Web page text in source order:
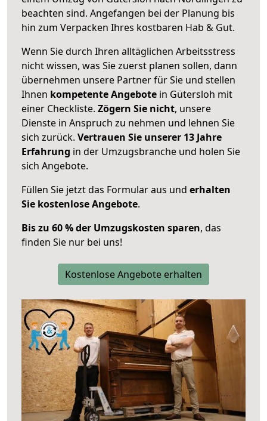
beachten sind. Angefangen bei der Planung bis
hin zum Verpacken Ihres kostbaren Hab & Gut.
Wenn Sie durch Ihren alltäglichen Arbeitsstress
nicht wissen, was Sie zuerst planen sollen, dann
übernehmen unsere Partner für Sie und stellen
Ihnen kompetente Angebote in Gütersloh mit
einer Checkliste. Zögern Sie nicht, unsere
Dienste in Anspruch zu nehmen und lehnen Sie
sich zurück. Vertrauen Sie unserer 13 Jahre
Erfahrung in der Umzugsbranche und holen Sie
sich Angebote.
Füllen Sie jetzt das Formular aus und erhalten
Sie kostenlose Angebote.
Bis zu 60 % der Umzugskosten sparen, das
finden Sie nur bei uns!
Kostenlose Angebote erhalten